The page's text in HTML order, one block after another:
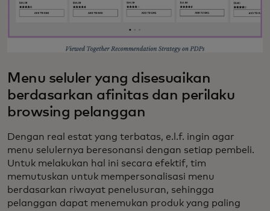
Menu seluler yang disesuaikan
berdasarkan afinitas dan perilaku
browsing pelanggan
Dengan real estat yang terbatas, e.l.f. ingin agar
menu selulernya beresonansi dengan setiap pembeli.
Untuk melakukan hal ini secara efektif, tim
memutuskan untuk mempersonalisasi menu
berdasarkan riwayat penelusuran, sehingga
pelanggan dapat menemukan produk yang paling